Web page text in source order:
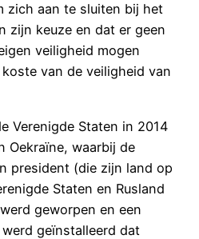
zich aan te sluiten bij het
zijn keuze en dat er geen
veiligheid mogen
van de veiligheid van
Verenigde Staten in 2014
Oekraïne, waarbij de
president (die zijn land op
Staten en Rusland
geworpen en een
geïnstalleerd dat